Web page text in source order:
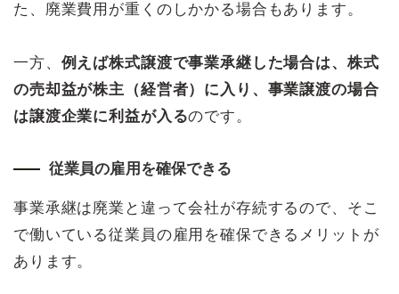
た、廃業費用が重くのしかかる場合もあります。
一方、 例えば株式譲渡で事業承継した場合は、株式
の売却益が株主（経営者）に入り、事業譲渡の場合
は譲渡企業に利益が入るのです。
従業員の雇用を確保できる
事業承継は廃業と違って会社が存続するので、そこ
で働いている従業員の雇用を確保できるメリットが
あります。